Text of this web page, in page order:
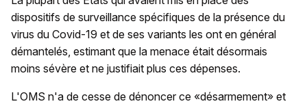
dispositifs de surveillance spécifiques de la présence du
virus du Covid-19 et de ses variants les ont en général
démantelés, estimant que la menace était désormais
moins sévère et ne justifiait plus ces dépenses.
L'OMS n'a de cesse de dénoncer ce «désarmement» et